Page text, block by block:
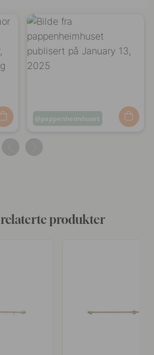
Innlegg
pappenheimhuset
produkter